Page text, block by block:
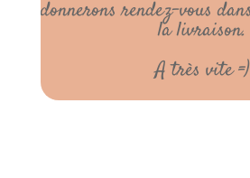
donnerons rendez-vous
la livraison.
A très vite =)